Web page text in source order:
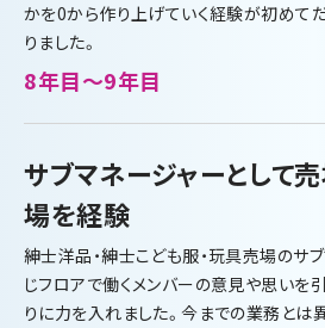
かを0から作り上げていく経験が初めて
りました。
8年目～9年目
サブマネージャーとして
場を経験
紳士洋品・紳士こども服・玩具売場のサ
じフロアで働くメンバーの意見や思いを
りに力を入れました。今までの業務とは